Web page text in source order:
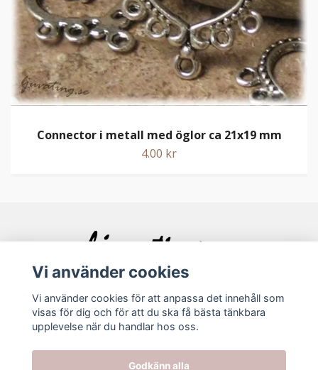
Connector i metall med öglor ca 21x19 mm
4.00 kr
Bolagsinfo
Vi använder cookies
Vi använder cookies för att anpassa det innehåll som
visas för dig och för att du ska få bästa tänkbara
upplevelse när du handlar hos oss.
Godkänn alla